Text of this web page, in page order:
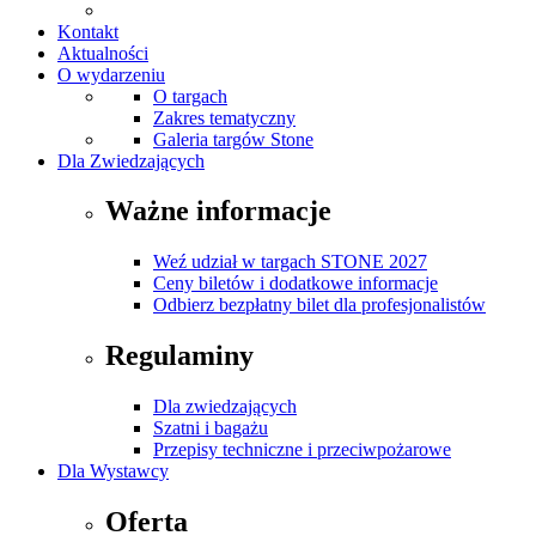
Kontakt
Aktualności
O wydarzeniu
O targach
Zakres tematyczny
Galeria targów Stone
Dla Zwiedzających
Ważne informacje
Weź udział w targach STONE 2027
Ceny biletów i dodatkowe informacje
Odbierz bezpłatny bilet dla profesjonalistów
Regulaminy
Dla zwiedzających
Szatni i bagażu
Przepisy techniczne i przeciwpożarowe
Dla Wystawcy
Oferta